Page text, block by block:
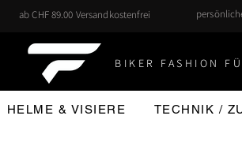
ab CHF 89.00 Versandkostenfrei
BIKER FASHION
HELME & VISIERE TECHNIK /